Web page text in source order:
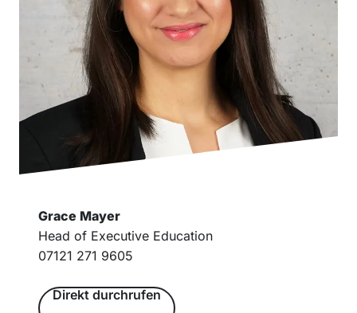
Grace Mayer
Head of Executive Education
07121 271 9605
Direkt durchrufen